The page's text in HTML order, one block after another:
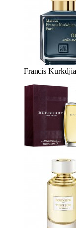
Francis